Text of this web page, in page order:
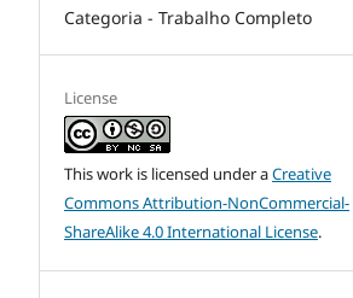
Categoria - Trabalho Completo
License
This work is licensed under aCreative
Commons Attribution-NonCommercial-
ShareAlike 4.0 International License.